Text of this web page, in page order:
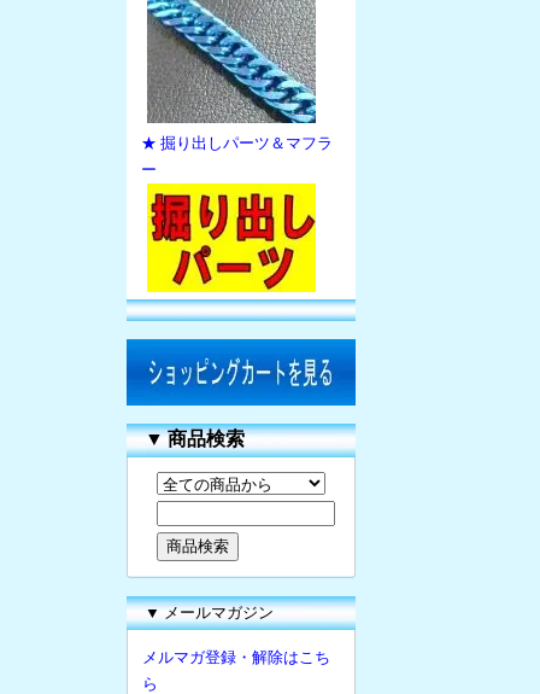
★ 掘り出しパーツ＆マフラ
ー
▼商品検索
▼ メールマガジン
メルマガ登録・解除はこち
ら